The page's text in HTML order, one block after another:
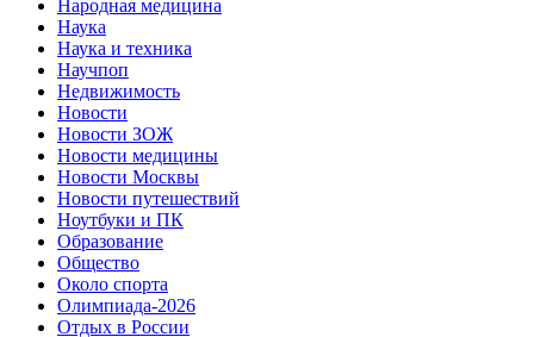
Народная медицина
Наука
Наука и техника
Научпоп
Недвижимость
Новости
Новости ЗОЖ
Новости медицины
Новости Москвы
Новости путешествий
Ноутбуки и ПК
Образование
Общество
Около спорта
Олимпиада-2026
Отдых в России